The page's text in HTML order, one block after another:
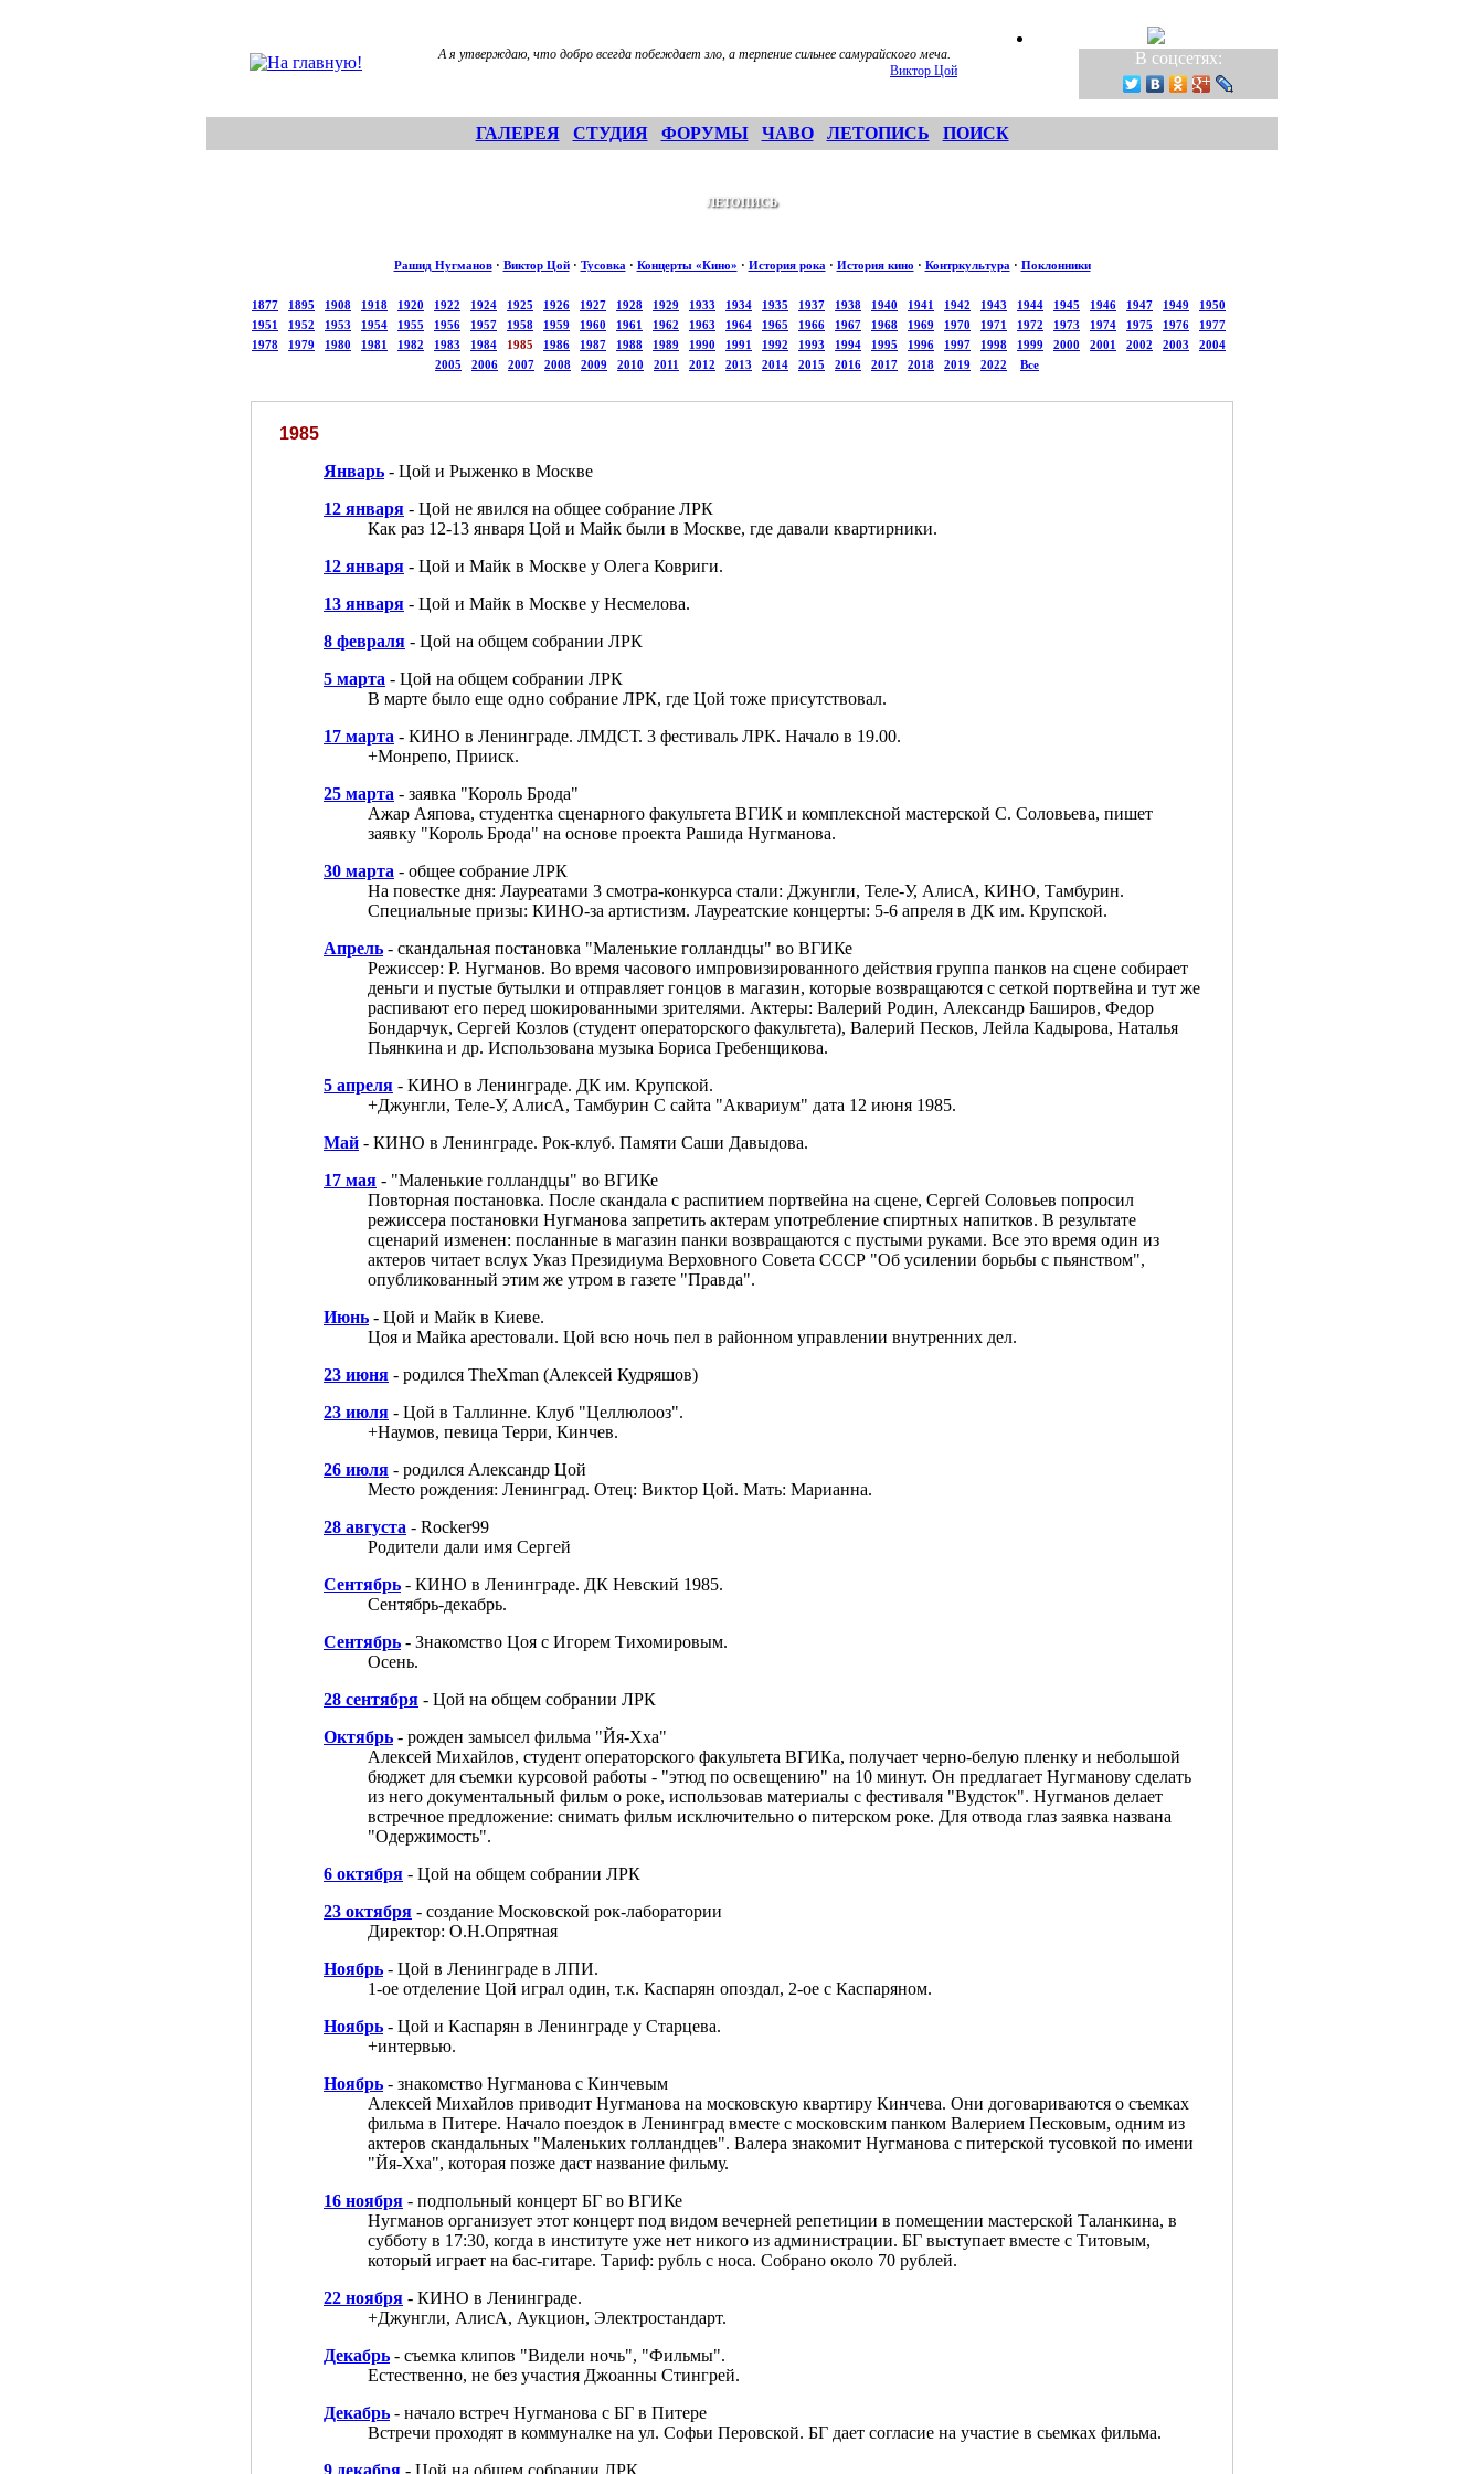
А я утверждаю, что добро всегда побеждает зло, а терпение сильнее самурайского меча.
Виктор Цой
В соцсетях:
ГАЛЕРЕЯ СТУДИЯ ФОРУМЫ ЧАВО ЛЕТОПИСЬ ПОИСК
ЛЕТОПИСЬ
Рашид Нугманов· Виктор Цой· Тусовка · Концерты «Кино» · История рока · История кино · Контркультура · Поклонники
1877 1895 1908 1918 1920 1922 1924 1925 1926 1927 1928 1929 1933 1934 1935 1937 1938 1940 1941 1942 1943 1944 1945 1946 1947 1949
1950
1951
1952 1953 1954 1955 1956 1957 1958 1959 1960 1961 1962 1963 1964 1965 1966 1967 1968 1969 1970 1971 1972 1973 1974 1975 1976
1977
1978
1979 1980 1981 1982 1983 1984 1985 1986 1987 1988 1989 1990 1991 1992 1993 1994 1995 1996 1997 1998 1999 2000 2001 2002 2003
2004
2005
2006 2007 2008 2009 2010 2011 2012 2013 2014 2015 2016 2017 2018 2019 2022 Все
1985
Январь - Цой и Рыженко в Москве
12 января - Цой не явился на общее собрание ЛРК
Как раз 12-13 января Цой и Майк были в Москве, где давали квартирники.
12 января - Цой и Майк в Москве у Олега Ковриги.
13 января - Цой и Майк в Москве у Несмелова.
8 февраля - Цой на общем собрании ЛРК
5 марта - Цой на общем собрании ЛРК
В марте было еще одно собрание ЛРК, где Цой тоже присутствовал.
17 марта - КИНО в Ленинграде. ЛМДСТ. 3 фестиваль ЛРК. Начало в 19.00.
+Монрепо, Прииск.
25 марта - заявка "Король Брода"
Ажар Аяпова, студентка сценарного факультета ВГИК и комплексной мастерской С. Соловьева, пишет
заявку "Король Брода" на основе проекта Рашида Нугманова.
30 марта - общее собрание ЛРК
На повестке дня: Лауреатами 3 смотра-конкурса стали: Джунгли, Теле-У, АлисА, КИНО, Тамбурин.
Специальные призы: КИНО-за артистизм. Лауреатские концерты: 5-6 апреля в ДК им. Крупской.
Апрель - скандальная постановка "Маленькие голландцы" во ВГИКе
Режиссер: Р. Нугманов. Во время часового импровизированного действия группа панков на сцене собирает
деньги и пустые бутылки и отправляет гонцов в магазин, которые возвращаются с сеткой портвейна и тут же
распивают его перед шокированными зрителями. Актеры: Валерий Родин, Александр Баширов, Федор
Бондарчук, Сергей Козлов (студент операторского факультета), Валерий Песков, Лейла Кадырова, Наталья
Пьянкина и др. Использована музыка Бориса Гребенщикова.
5 апреля - КИНО в Ленинграде. ДК им. Крупской.
+Джунгли, Теле-У, АлисА, Тамбурин С сайта "Аквариум" дата 12 июня 1985.
Май - КИНО в Ленинграде. Рок-клуб. Памяти Саши Давыдова.
17 мая - "Маленькие голландцы" во ВГИКе
Повторная постановка. После скандала с распитием портвейна на сцене, Сергей Соловьев попросил
режиссера постановки Нугманова запретить актерам употребление спиртных напитков. В результате
сценарий изменен: посланные в магазин панки возвращаются с пустыми руками. Все это время один из
актеров читает вслух Указ Президиума Верховного Совета СССР "Об усилении борьбы с пьянством",
опубликованный этим же утром в газете "Правда".
Июнь - Цой и Майк в Киеве.
Цоя и Майка арестовали. Цой всю ночь пел в районном управлении внутренних дел.
23 июня - родился TheXman (Алексей Кудряшов)
23 июля - Цой в Таллинне. Клуб "Целлюлооз".
+Наумов, певица Терри, Кинчев.
26 июля - родился Александр Цой
Место рождения: Ленинград. Отец: Виктор Цой. Мать: Марианна.
28 августа - Rocker99
Родители дали имя Сергей
Сентябрь - КИНО в Ленинграде. ДК Невский 1985.
Сентябрь-декабрь.
Сентябрь - Знакомство Цоя с Игорем Тихомировым.
Осень.
28 сентября - Цой на общем собрании ЛРК
Октябрь - рожден замысел фильма "Йя-Хха"
Алексей Михайлов, студент операторского факультета ВГИКа, получает черно-белую пленку и небольшой
бюджет для съемки курсовой работы - "этюд по освещению" на 10 минут. Он предлагает Нугманову сделать
из него документальный фильм о роке, использовав материалы с фестиваля "Вудсток". Нугманов делает
встречное предложение: снимать фильм исключительно о питерском роке. Для отвода глаз заявка названа
"Одержимость".
6 октября - Цой на общем собрании ЛРК
23 октября - создание Московской рок-лаборатории
Директор: О.Н.Опрятная
Ноябрь - Цой в Ленинграде в ЛПИ.
1-ое отделение Цой играл один, т.к. Каспарян опоздал, 2-ое с Каспаряном.
Ноябрь - Цой и Каспарян в Ленинграде у Старцева.
+интервью.
Ноябрь - знакомство Нугманова с Кинчевым
Алексей Михайлов приводит Нугманова на московскую квартиру Кинчева. Они договариваются о съемках
фильма в Питере. Начало поездок в Ленинград вместе с московским панком Валерием Песковым, одним из
актеров скандальных "Маленьких голландцев". Валера знакомит Нугманова с питерской тусовкой по имени
"Йя-Хха", которая позже даст название фильму.
16 ноября - подпольный концерт БГ во ВГИКе
Нугманов организует этот концерт под видом вечерней репетиции в помещении мастерской Таланкина, в
субботу в 17:30, когда в институте уже нет никого из администрации. БГ выступает вместе с Титовым,
который играет на бас-гитаре. Тариф: рубль с носа. Собрано около 70 рублей.
22 ноября - КИНО в Ленинграде.
+Джунгли, АлисА, Аукцион, Электростандарт.
Декабрь - съемка клипов "Видели ночь", "Фильмы".
Естественно, не без участия Джоанны Стингрей.
Декабрь - начало встреч Нугманова с БГ в Питере
Встречи проходят в коммуналке на ул. Софьи Перовской. БГ дает согласие на участие в сьемках фильма.
9 декабря - Цой на общем собрании ЛРК.